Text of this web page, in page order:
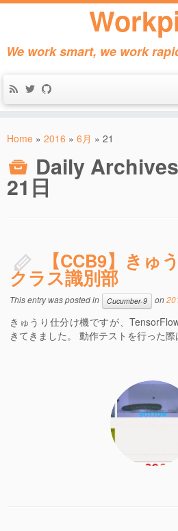
We work smart, we work
About
Home » 2016 » 6月 » 21
Daily
21日
【CCB9】きゅ
クラス識別部
This entry was posted in Cucumber-9 on
きゅうり仕分け機ですが、
きてきました。 動作テストを行った